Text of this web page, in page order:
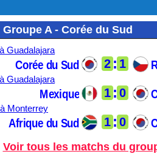
A - Corée du Sud
à Guadalajara
Corée du Sud 2:1
à Guadalajara
Mexique 1:0
à Monterrey
Afrique du Sud 1:0
Voir tous les matchs du